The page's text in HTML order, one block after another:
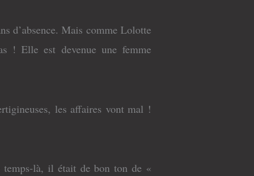
d’absence. Mais comme Lolotte
! Elle est devenue une femme
les affaires vont mal !
temps-là, il était de bon ton de «